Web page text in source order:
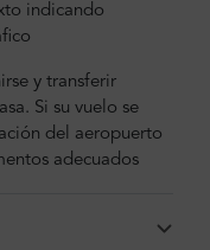
indicando
y transferir
Si su vuelo se
del aeropuerto
adecuados